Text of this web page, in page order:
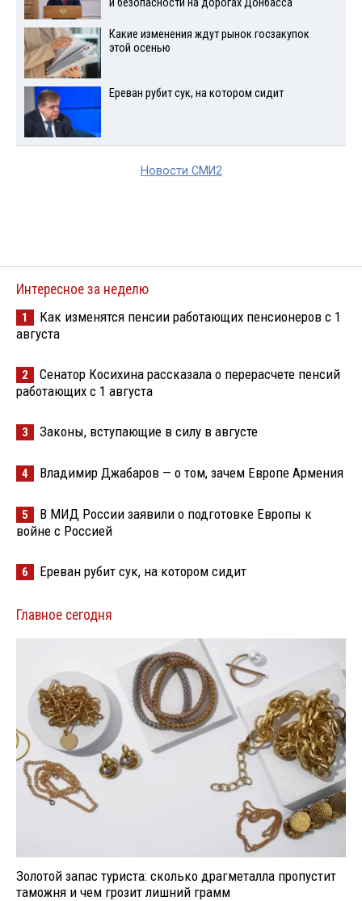
и безопасности на дорогах Донбасса
Какие изменения ждут рынок госзакупок
этой осенью
Ереван рубит сук, на котором сидит
Новости СМИ2
Интересное за неделю
1
Как изменятся пенсии работающих пенсионеров с 1
августа
2
Сенатор Косихина рассказала о перерасчете пенсий
работающих с 1 августа
3 Законы, вступающие в силу в августе
4 Владимир Джабаров — о том, зачем Европе Армения
5
В МИД России заявили о подготовке Европы к
войне с Россией
6 Ереван рубит сук, на котором сидит
Главное сегодня
Золотой запас туриста: сколько драгметалла пропустит
таможня и чем грозит лишний грамм